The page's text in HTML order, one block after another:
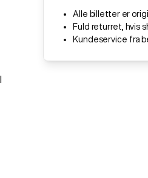
Alle billetter er
Fuld returret, hvis
Kundeservice fra